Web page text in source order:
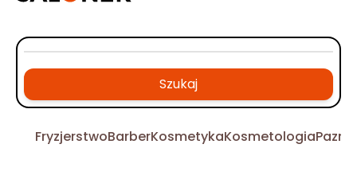
Szukaj
FryzjerstwoBarberKosmetykaKosmetologia